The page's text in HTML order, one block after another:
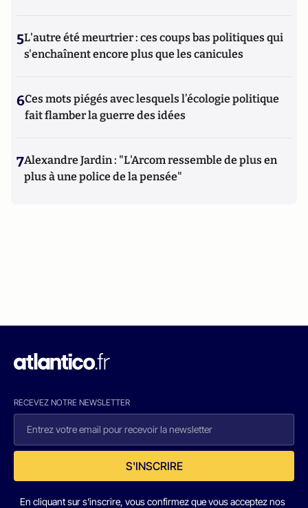
5L'autre été meurtrier : ces coups bas politiques qui
s'enchaînent encore plus que les canicules
6Ces mots piégés avec lesquels l’écologie politique
fait flamber la guerre des idées
7Alexandre Jardin : "L'Arcom ressemble de plus en
plus à une police de la pensée"
RECEVEZ NOTRE NEWSLETTER
S'INSCRIRE
En cliquant sur s'inscrire, vous confirmez que vous acceptez nos